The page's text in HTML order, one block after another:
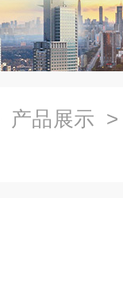
产品展示